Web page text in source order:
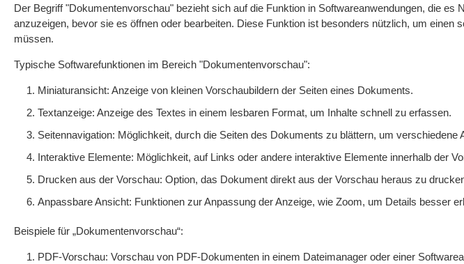
Der Begriff "Dokumentenvorschau" bezieht sich auf die Funktion in Softwareanwendungen, die
anzuzeigen, bevor sie es öffnen oder bearbeiten. Diese Funktion ist besonders nützlich, um
müssen.
Typische Softwarefunktionen im Bereich "Dokumentenvorschau":
Miniaturansicht: Anzeige von kleinen Vorschaubildern der Seiten eines Dokuments.
Textanzeige: Anzeige des Textes in einem lesbaren Format, um Inhalte schnell zu erfassen.
Seitennavigation: Möglichkeit, durch die Seiten des Dokuments zu blättern, um verschiedene
Interaktive Elemente: Möglichkeit, auf Links oder andere interaktive Elemente innerhalb der
Drucken aus der Vorschau: Option, das Dokument direkt aus der Vorschau heraus zu
Anpassbare Ansicht: Funktionen zur Anpassung der Anzeige, wie Zoom, um Details besser
Beispiele für „Dokumentenvorschau“:
PDF-Vorschau: Vorschau von PDF-Dokumenten in einem Dateimanager oder einer